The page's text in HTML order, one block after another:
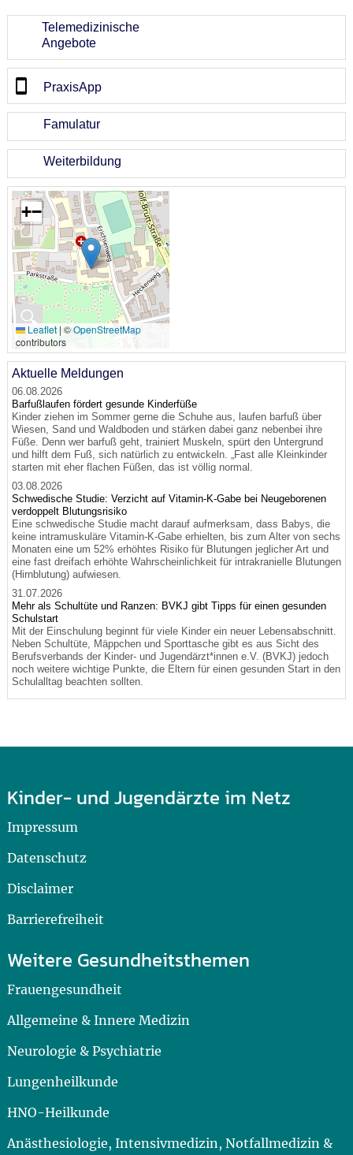
Telemedizinische
Angebote
PraxisApp
Famulatur
Weiterbildung
🔍
+−
Leaflet|©OpenStreetMap
contributors
Aktuelle Meldungen
06.08.2026
Barfußlaufen fördert gesunde Kinderfüße
Kinder ziehen im Sommer gerne die Schuhe aus, laufen barfuß über
Wiesen, Sand und Waldboden und stärken dabei ganz nebenbei ihre
Füße. Denn wer barfuß geht, trainiert Muskeln, spürt den Untergrund
und hilft dem Fuß, sich natürlich zu entwickeln. „Fast alle Kleinkinder
starten mit eher flachen Füßen, das ist völlig normal.
03.08.2026
Schwedische Studie: Verzicht auf Vitamin-K-Gabe bei Neugeborenen
verdoppelt Blutungsrisiko
Eine schwedische Studie macht darauf aufmerksam, dass Babys, die
keine intramuskuläre Vitamin-K-Gabe erhielten, bis zum Alter von sechs
Monaten eine um 52% erhöhtes Risiko für Blutungen jeglicher Art und
eine fast dreifach erhöhte Wahrscheinlichkeit für intrakranielle Blutungen
(Hirnblutung) aufwiesen.
31.07.2026
Mehr als Schultüte und Ranzen: BVKJ gibt Tipps für einen gesunden
Schulstart
Mit der Einschulung beginnt für viele Kinder ein neuer Lebensabschnitt.
Neben Schultüte, Mäppchen und Sporttasche gibt es aus Sicht des
Berufsverbands der Kinder- und Jugendärzt*innen e.V. (BVKJ) jedoch
noch weitere wichtige Punkte, die Eltern für einen gesunden Start in den
Schulalltag beachten sollten.
Kinder- und Jugendärzte im Netz
Impressum
Datenschutz
Disclaimer
Barrierefreiheit
Weitere Gesundheitsthemen
Frauengesundheit
Allgemeine & Innere Medizin
Neurologie & Psychiatrie
Lungenheilkunde
HNO-Heilkunde
Anästhesiologie, Intensivmedizin, Notfallmedizin &